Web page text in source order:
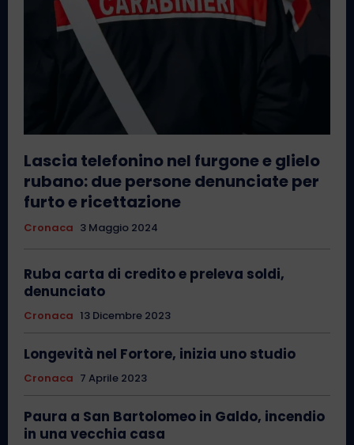
Lascia telefonino nel furgone e glielo
rubano: due persone denunciate per
furto e ricettazione
Cronaca 3 Maggio 2024
Ruba carta di credito e preleva soldi,
denunciato
Cronaca 13 Dicembre 2023
Longevità nel Fortore, inizia uno studio
Cronaca 7 Aprile 2023
Paura a San Bartolomeo in Galdo, incendio
in una vecchia casa